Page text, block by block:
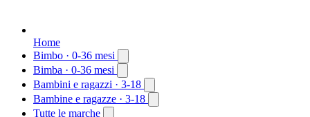
Home
Bimbo · 0-36 mesi
Bimba · 0-36 mesi
Bambini e ragazzi · 3-18
Bambine e ragazze · 3-18
Tutte le marche